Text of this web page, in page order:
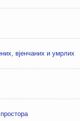
вјенчаних и умрлих